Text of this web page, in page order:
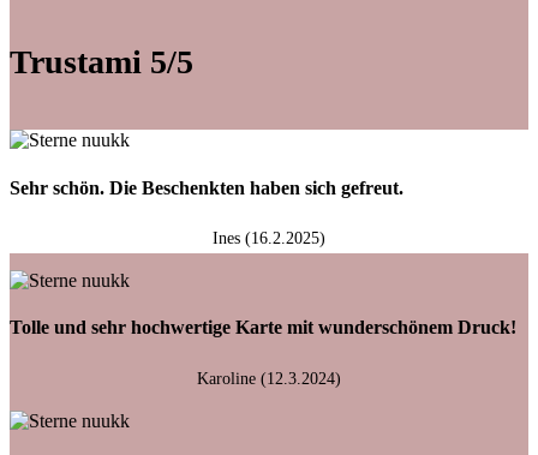
Trustami 5/5
Sehr schön. Die Beschenkten haben sich gefreut.
Ines (16.2.2025)
Tolle und sehr hochwertige Karte mit wunderschönem Druck!
Karoline (12.3.2024)